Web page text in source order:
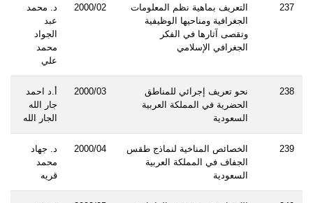
237
التعريف بماهية نظم المعلومات
الجغرافية ومناحيها الوظيفية
وتقصى آثارها في الفكر
الجغرافي الإسلامي
2000/02
د. محمد
عبد
الجواد
محمد
علي
238
نحو تعريف إجرائي للمناطق
الحضرية في المملكة العربية
السعودية
2000/03
أ.د احمد
جار الله
الجار الله
239
الخصائص المناخية لنماذج طقس
الجفاف في المملكة العربية
السعودية
2000/04
د. جهاد
محمد
قريه